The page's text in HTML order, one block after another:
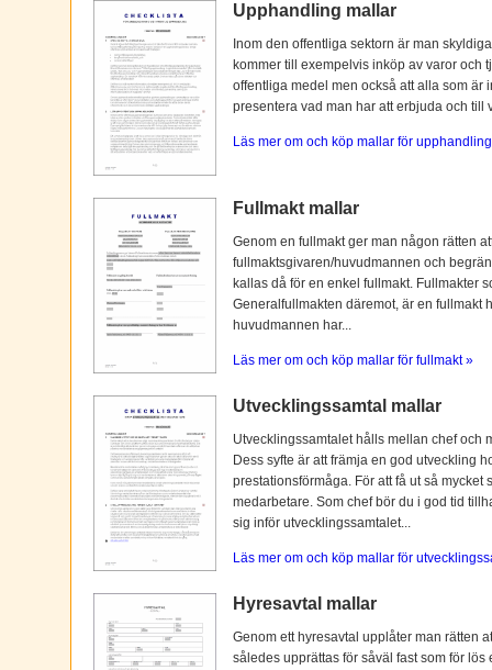
Upphandling mallar
Inom den offentliga sektorn är man
kommer till exempelvis inköp av varor och
offentliga medel men också att alla som är
presentera vad man har att erbjuda och till
Läs mer om och köp mallar för
Fullmakt mallar
Genom en fullmakt ger man någon rätten
fullmaktsgivaren/huvudmannen och
kallas då för en enkel fullmakt. Fullmakter
Generalfullmakten däremot, är en fullmakt
huvudmannen har...
Läs mer om och köp mallar för fullmakt »
Utvecklingssamtal mallar
Utvecklingssamtalet hålls mellan chef och
Dess syfte är att främja en god utveckling
prestationsförmåga. För att få ut så
medarbetare. Som chef bör du i god tid
sig inför utvecklingssamtalet...
Läs mer om och köp mallar för
Hyresavtal mallar
Genom ett hyresavtal upplåter man rätten
således upprättas för såväl fast som för